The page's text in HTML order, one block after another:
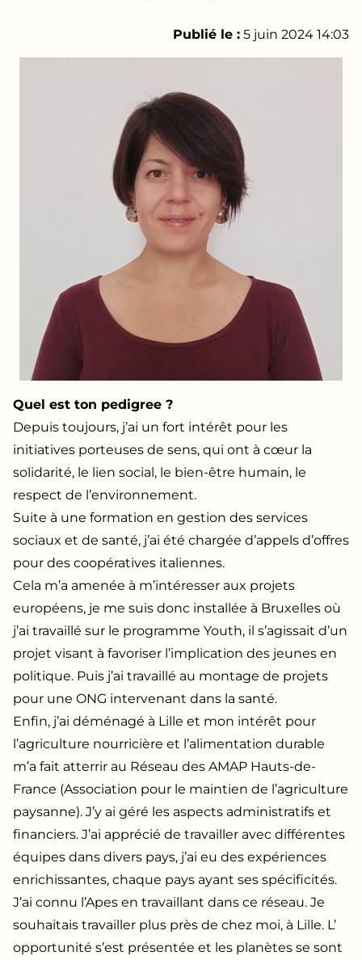
Publié le : 5 juin 2024 14:03
Quel est ton pedigree ?
Depuis toujours, j’ai un fort intérêt pour les
initiatives porteuses de sens, qui ont à cœur la
solidarité, le lien social, le bien-être humain, le
respect de l’environnement.
Suite à une formation en gestion des services
sociaux et de santé, j’ai été chargée d’appels d’offres
pour des coopératives italiennes.
Cela m’a amenée à m’intéresser aux projets
européens, je me suis donc installée à Bruxelles où
j’ai travaillé sur le programme Youth, il s’agissait d’un
projet visant à favoriser l’implication des jeunes en
politique. Puis j’ai travaillé au montage de projets
pour une ONG intervenant dans la santé.
Enfin, j’ai déménagé à Lille et mon intérêt pour
l’agriculture nourricière et l’alimentation durable
m’a fait atterrir au Réseau des AMAP Hauts-de-
France (Association pour le maintien de l’agriculture
paysanne). J’y ai géré les aspects administratifs et
financiers. J’ai apprécié de travailler avec différentes
équipes dans divers pays, j’ai eu des expériences
enrichissantes, chaque pays ayant ses spécificités.
J’ai connu l’Apes en travaillant dans ce réseau. Je
souhaitais travailler plus près de chez moi, à Lille. L’
opportunité s’est présentée et les planètes se sont